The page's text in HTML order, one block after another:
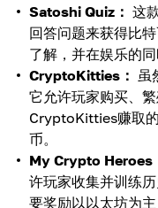
Satoshi Quiz： 这
回答问题来获得比
了解，并在娱乐的同
CryptoKitties： 虽
它允许玩家购买、
CryptoKitties赚取
币。
My Crypto Heroes
许玩家收集并训练
要奖励以以太坊为